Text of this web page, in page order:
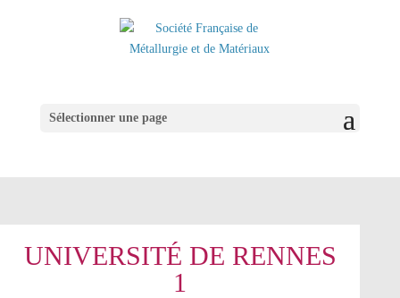
Sélectionner une page
UNIVERSITÉ DE RENNES
1